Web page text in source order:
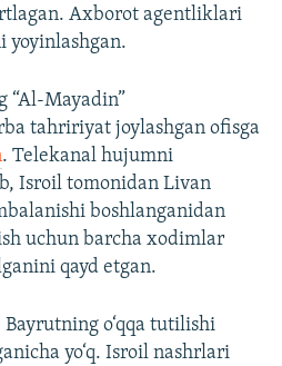
Axborot agentliklari
yoyinlashgan.
“Al-Mayadin”
tahririyat joylashgan ofisga
. Telekanal hujumni
Isroil tomonidan Livan
boshlanganidan
uchun barcha xodimlar
qayd etgan.
o‘qqa tutilishi
yo‘q. Isroil nashrlari